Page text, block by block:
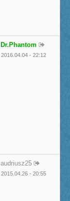
Dr.Phantom
2016.04.04 - 22:12
audriusz25
2015.04.26 - 20:55